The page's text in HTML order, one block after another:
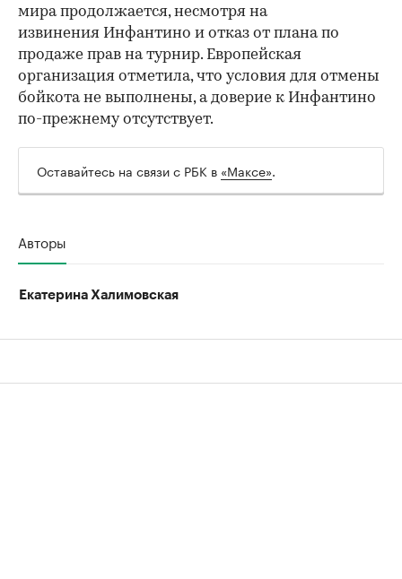
мира продолжается, несмотря на
извинения Инфантино и отказ от плана по
продаже прав на турнир. Европейская
организация отметила, что условия для отмены
бойкота не выполнены, а доверие к Инфантино
по-прежнему отсутствует.
Оставайтесь на связи с РБК в «Максе».
Авторы
Екатерина Халимовская